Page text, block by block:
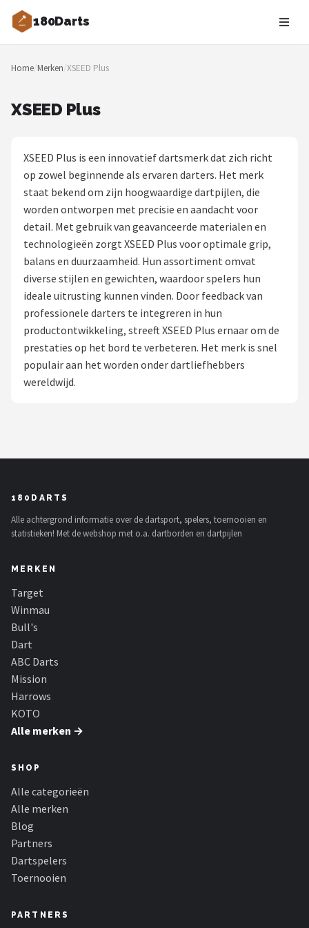
180Darts
Zoeken
NAVIGATIE
Blog
Dartspelers
Toernooien
Spelregels
Uitgooilijst
Dartshop
Target
ABC Darts
Harrows
KOTO
Unicorn
Alle merken →
Home/Merken/XSEED Plus
XSEED Plus
XSEED Plus is een innovatief dartsmerk dat zich richt
op zowel beginnende als ervaren darters. Het merk
staat bekend om zijn hoogwaardige dartpijlen, die
worden ontworpen met precisie en aandacht voor
detail. Met gebruik van geavanceerde materialen en
technologieën zorgt XSEED Plus voor optimale grip,
balans en duurzaamheid. Hun assortiment omvat
diverse stijlen en gewichten, waardoor spelers hun
ideale uitrusting kunnen vinden. Door feedback van
professionele darters te integreren in hun
productontwikkeling, streeft XSEED Plus ernaar om de
prestaties op het bord te verbeteren. Het merk is snel
populair aan het worden onder dartliefhebbers
wereldwijd.
180DARTS
Alle achtergrond informatie over de dartsport, spelers, toernooien en
statistieken! Met de webshop met o.a. dartborden en dartpijlen
MERKEN
Target
Winmau
Bull's
Dart
ABC Darts
Mission
Harrows
KOTO
Alle merken →
SHOP
Alle categorieën
Alle merken
Blog
Partners
Dartspelers
Toernooien
PARTNERS